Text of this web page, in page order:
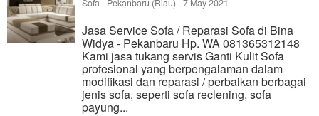
Sofa- Pekanbaru (Riau) -7 May 2021
Jasa Service Sofa / Reparasi Sofa di Bina
Widya - Pekanbaru Hp. WA 081365312148
Kami jasa tukang servis Ganti Kulit Sofa
profesional yang berpengalaman dalam
modifikasi dan reparasi / perbaikan berbagai
jenis sofa, seperti sofa reclening, sofa
payung...